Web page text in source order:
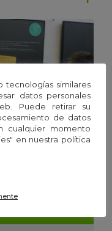
tecnologías similares
datos personales
Puede retirar su
de datos
cualquier momento
en nuestra política